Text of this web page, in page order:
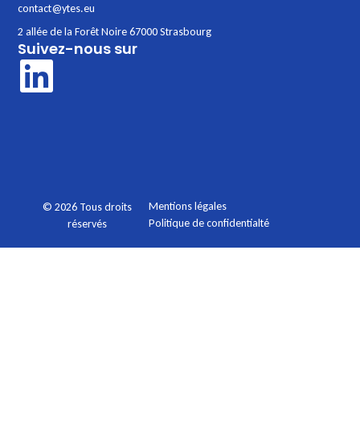
contact@ytes.eu
2 allée de la Forêt Noire 67000 Strasbourg
Suivez-nous sur
© 2026 Tous droits
réservés
Mentions légales
Politique de confidentialté